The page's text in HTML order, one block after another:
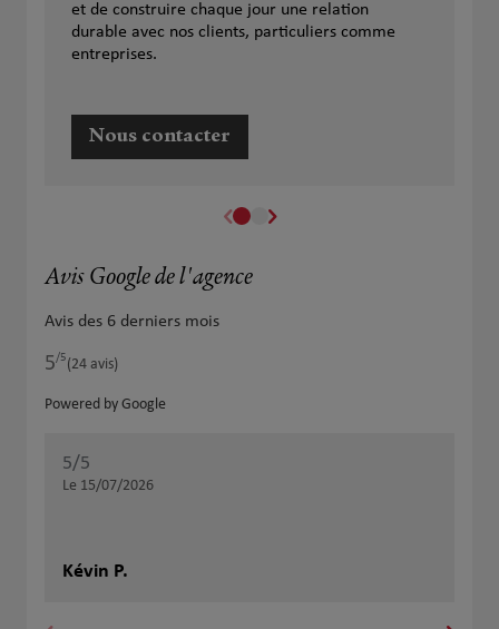
et de construire chaque jour une relation
durable avec nos clients, particuliers comme
entreprises.
Nous contacter
Avis Google de l'agence
Avis des 6 derniers mois
5/5Note de 5 sur 5
(24 avis)
Powered by Google
5/5
Le 15/07/2026
Kévin P.